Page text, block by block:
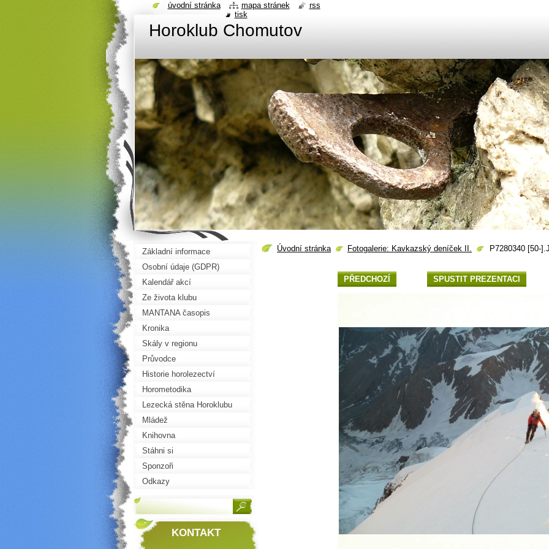
Horoklub Chomutov
Úvodní stránka Fotogalerie: Kavkazský deníček II. P7280340 [50-
PŘEDCHOZÍ SPUSTIT PREZENTACI
Základní informace
Osobní údaje (GDPR)
Kalendář akcí
Ze života klubu
MANTANA časopis
Kronika
Skály v regionu
Průvodce
Historie horolezectví
Horometodika
Lezecká stěna Horoklubu
Mládež
Knihovna
Stáhni si
Sponzoři
Odkazy
KONTAKT
úvodní stránka mapa stránek
rss
tisk